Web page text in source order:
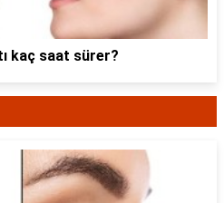
kaç saat sürer?